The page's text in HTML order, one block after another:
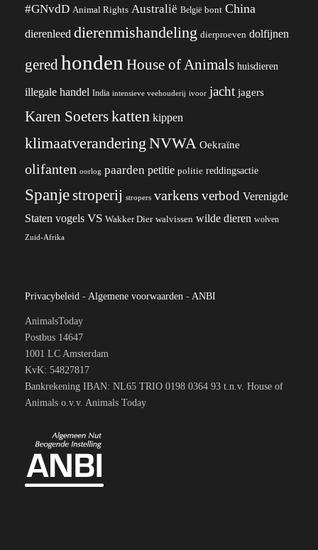
#GNvdD Animal Rights Australië België bont China
dierenleed dierenmishandeling dierproeven dolfijnen
gered honden House of Animals huisdieren
illegale handel India intensieve veehouderij ivoor jacht jagers
Karen Soeterskatten kippen
klimaatverandering NVWA Oekraïne
olifanten oorlog paarden petitie politie reddingsactie
Spanjestroperij stropers varkens verbod Verenigde
Staten vogels VS Wakker Dier walvissen wilde dieren wolven
Zuid-Afrika
Privacybeleid - Algemene voorwaarden - ANBI
AnimalsToday
Postbus 14647
1001 LC Amsterdam
KvK: 54827817
Bankrekening IBAN: NL65 TRIO 0198 0364 93 t.n.v. House of
Animals o.v.v. Animals Today